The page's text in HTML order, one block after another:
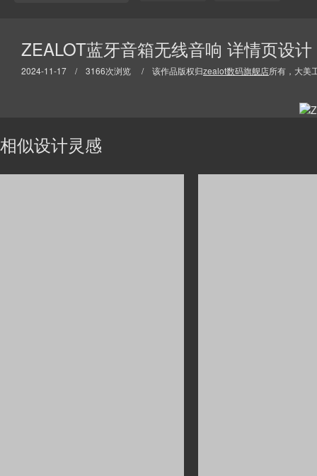
ZEALOT蓝牙音箱无线音响 详情页设计
2024-11-17 / 3166次浏览 / 该作品版权归zealot数码旗舰店所有，大美
相似设计灵感